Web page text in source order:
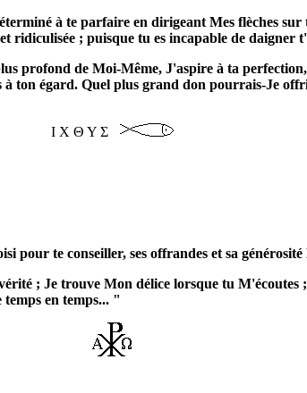
à te parfaire en dirigeant Mes flèches
; puisque tu es incapable de
profond de Moi-Même, J'aspire à ta
ton égard. Quel plus grand don pourrais-Je
Ι Χ Θ Υ Σ
pour te conseiller, ses offrandes et sa
; Je trouve Mon délice lorsque tu
en temps... "